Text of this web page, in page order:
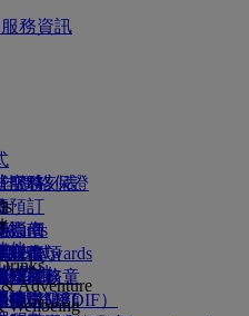
務資訊
空時刻表
動
價格保證
票價
程式
預訂
座位
接送
指南
意事項
書（MEDIF）
行李限額
授權
國簽證
服務
艙
服務
空服務
合
同之孩童
理由
Adventure
Wellbeing
伴
夥伴
Skywards
公司
消